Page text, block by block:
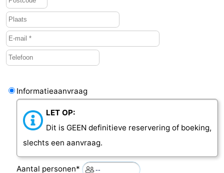
Informatieaanvraag
LET OP:
Dit is GEEN definitieve reservering of boeking,
slechts een aanvraag.
Aantal personen*